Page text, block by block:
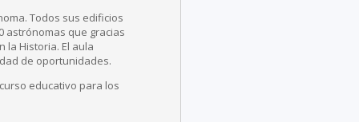
Todos sus edificios
astrónomas que gracias
la Historia. El aula
de oportunidades.
educativo para los